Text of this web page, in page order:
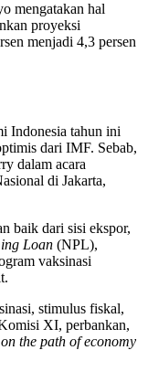
mengatakan hal
proyeksi
menjadi 4,3 persen
Indonesia tahun ini
dari IMF. Sebab,
dalam acara
di Jakarta,
baik dari sisi ekspor,
Loan (NPL),
vaksinasi
stimulus fiskal,
XI, perbankan,
on the path of economy